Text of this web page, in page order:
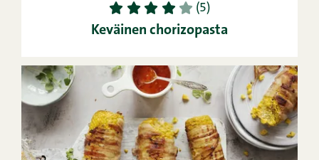
1 2 3 4 5 (5)
Keväinen chorizopasta